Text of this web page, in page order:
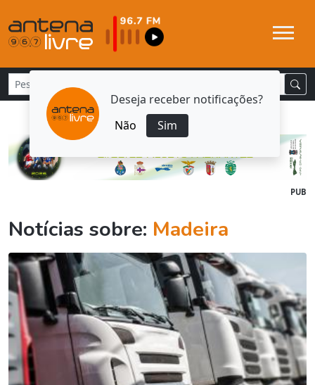
Deseja receber notificações?
Não
Sim
PUB
Notícias sobre: Madeira